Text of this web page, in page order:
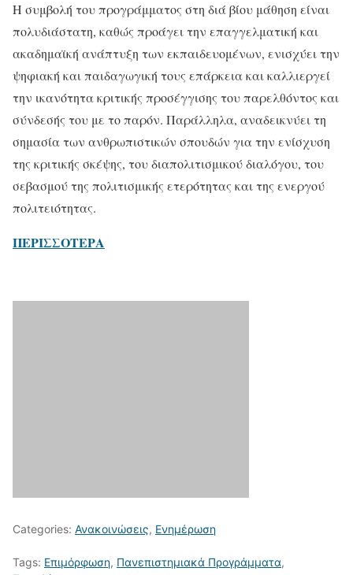
Η συμβολή του προγράμματος στη διά βίου μάθηση είναι
πολυδιάστατη, καθώς προάγει την επαγγελματική και
ακαδημαϊκή ανάπτυξη των εκπαιδευομένων, ενισχύει την
ψηφιακή και παιδαγωγική τους επάρκεια και καλλιεργεί
την ικανότητα κριτικής προσέγγισης του παρελθόντος και
σύνδεσής του με το παρόν. Παράλληλα, αναδεικνύει τη
σημασία των ανθρωπιστικών σπουδών για την ενίσχυση
της κριτικής σκέψης, του διαπολιτισμικού διαλόγου, του
σεβασμού της πολιτισμικής ετερότητας και της ενεργού
πολιτειότητας.
ΠΕΡΙΣΣΟΤΕΡΑ
Categories: Ανακοινώσεις, Ενημέρωση
Tags: Επιμόρφωση, Πανεπιστημιακά Προγράμματα,